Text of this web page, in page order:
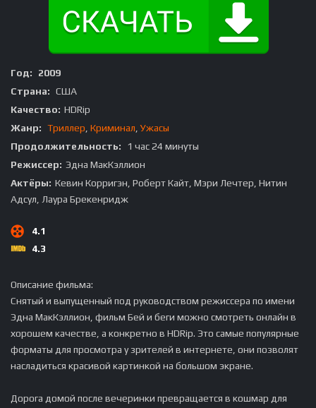
Год:
2009
Страна: США
Качество: HDRip
Жанр: Триллер Криминал Ужасы
Продолжительность:
1 час 24 минуты
Режиссер: Эдна МакКэллион
Актёры: Кевин Корригэн, Роберт Кайт, Мэри Лечтер, Нитин
Адсул, Лаура Брекенридж
4.1
4.3
Описание фильма:
Снятый и выпущенный под руководством режиссера по имени
Эдна МакКэллион, фильм Бей и беги можно смотреть онлайн в
хорошем качестве, а конкретно в HDRip. Это самые популярные
форматы для просмотра у зрителей в интернете, они позволят
насладиться красивой картинкой на большом экране.
Дорога домой после вечеринки превращается в кошмар для